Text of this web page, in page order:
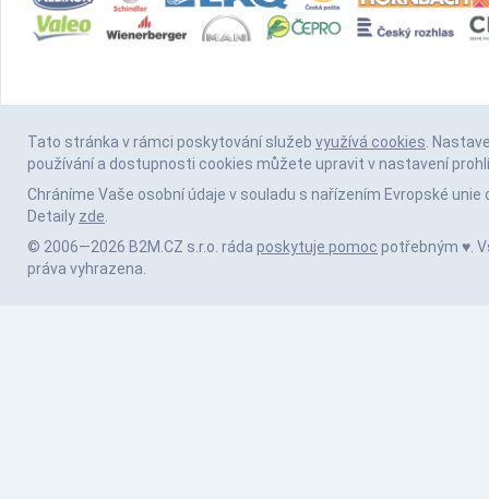
Tato stránka v rámci poskytování služeb využívá cookies.
používání a dostupnosti cookies můžete upravit v nastavení
Chráníme Vaše osobní údaje v souladu s nařízením Evropské unie
Detaily zde.
© 2006—2026 B2M.CZ s.r.o. ráda poskytuje pomoc potřebným ♥️.
práva vyhrazena.